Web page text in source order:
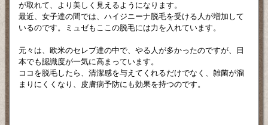
が取れて、より美しく見えるようになります。
最近、女子達の間では、ハイジニーナ脱毛を受ける人が増加して
いるのです。ミュゼもここの脱毛には力を入れています。
元々は、欧米のセレブ達の中で、やる人が多かったのですが、日
本でも認識度が一気に高まっています。
ココを脱毛したら、清潔感を与えてくれるだけでなく、雑菌が溜
まりにくくなり、皮膚病予防にも効果を持つのです。